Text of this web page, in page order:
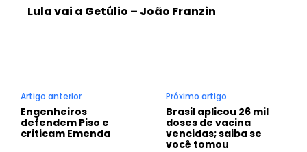
Lula vai a Getúlio – João Franzin
Artigo anterior
Engenheiros
defendem Piso e
criticam Emenda
Próximo artigo
Brasil aplicou 26 mil
doses de vacina
vencidas; saiba se
você tomou